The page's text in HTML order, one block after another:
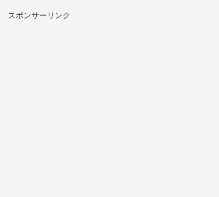
スポンサーリンク